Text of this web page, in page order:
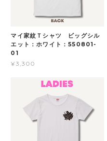
マイ家紋Ｔシャツ ビッグシル
エット：ホワイト：550801-
01
¥3,300